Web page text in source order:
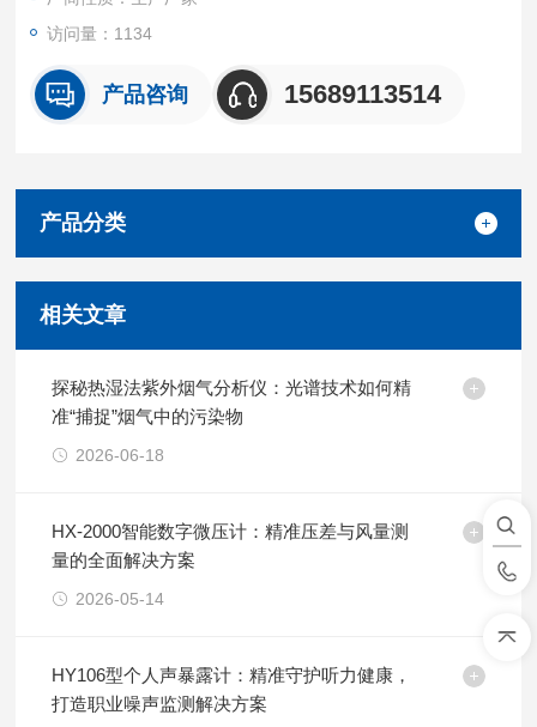
访问量：1134
产品咨询 15689113514
产品分类
相关文章
探秘热湿法紫外烟气分析仪：光谱技术如何精
准“捕捉”烟气中的污染物
2026-06-18
HX-2000智能数字微压计：精准压差与风量测
量的全面解决方案
2026-05-14
HY106型个人声暴露计：精准守护听力健康，
打造职业噪声监测解决方案